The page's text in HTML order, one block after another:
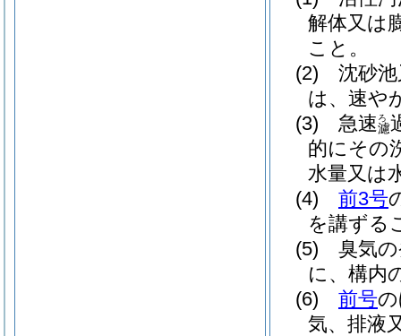
解体又は
こと。
(2)
沈砂
は、速や
(3)
急速濾
ろ
的にその
水量又は
(4)
前3号
を講ずる
(5)
臭気
に、構内
(6)
前号
気、排液